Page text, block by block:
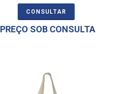
CONSULTAR
PREÇO SOB CONSULTA